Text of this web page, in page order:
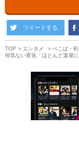
ツイートする
TOP エンタメ
ぺこぱ・
何気ない変化「ほとんど楽屋